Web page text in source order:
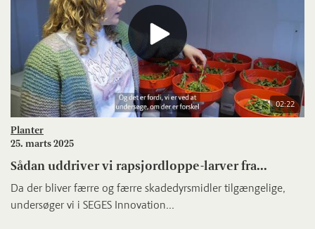
02:22
Planter
25. marts 2025
Sådan uddriver vi rapsjordloppe-larver fra...
Da der bliver færre og færre skadedyrsmidler tilgængelige,
undersøger vi i SEGES Innovation...